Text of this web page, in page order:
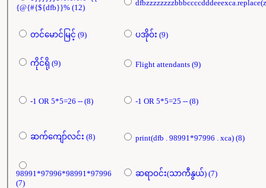
{@{#{${dfb}}% (12)
တင်မောင်မြင့် (9) ပအိုဝ်း (9)
ကိုင်ရို (9) Flight attendants (9)
-1 OR 5*5=26 -- (8) -1 OR 5*5=25 -- (8)
ဆက်ကျော်လင်း (8) print(dfb . 98991*97996 . xca) (8)
98991*97996*98991*97996
(7)
ဆရာဝင်း(သာကီနွယ်) (7)